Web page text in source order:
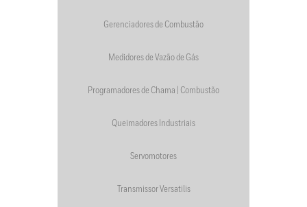
Gerenciadores de Combustão
Medidores de Vazão de Gás
Programadores de Chama | Combustão
Queimadores Industriais
Servomotores
Transmissor Versatilis